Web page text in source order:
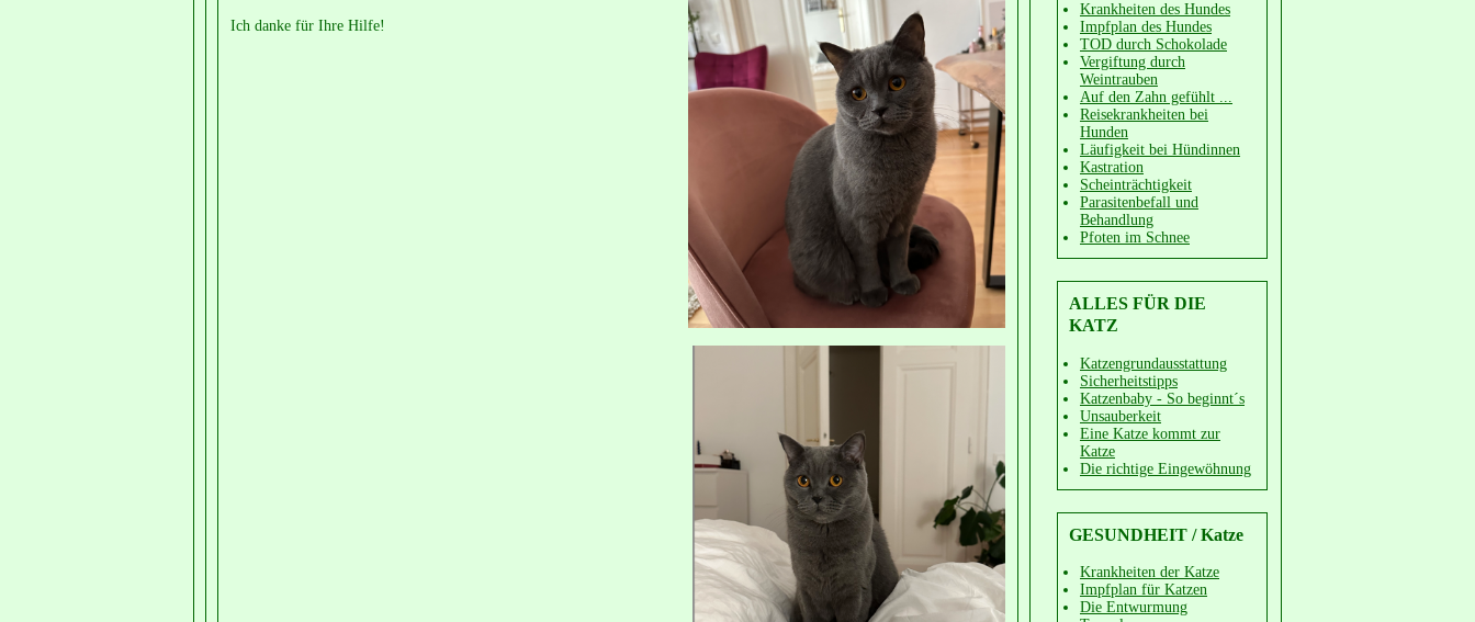
Ich danke für Ihre Hilfe!
Krankheiten des Hundes
Impfplan des Hundes
TOD durch Schokolade
Vergiftung durch
Weintrauben
Auf den Zahn gefühlt ...
Reisekrankheiten bei
Hunden
Läufigkeit bei Hündinnen
Kastration
Scheinträchtigkeit
Parasitenbefall und
Behandlung
Pfoten im Schnee
ALLES FÜR DIE
KATZ
Katzengrundausstattung
Sicherheitstipps
Katzenbaby - So beginnt´s
Unsauberkeit
Eine Katze kommt zur
Katze
Die richtige Eingewöhnung
GESUNDHEIT / Katze
Krankheiten der Katze
Impfplan für Katzen
Die Entwurmung